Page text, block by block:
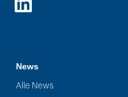
LinkedIn
News
Alle News